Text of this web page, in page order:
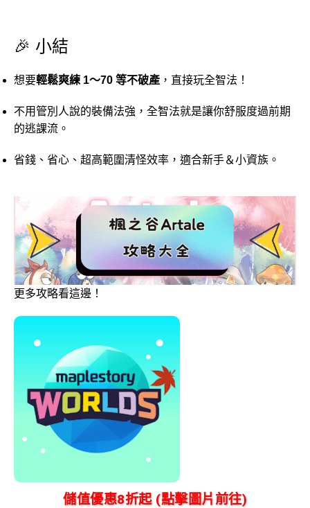
🎉 小結
想要輕鬆爽練 1～70 等不破產 ， 直接玩全智法！
不用管別人說的裝備法強， 全智法就是讓你舒服度過前期
的逃課流。
省錢、 省心、 超高範圍清怪效率， 適合新手＆小資族。
更多攻略看這邊！
儲值優惠8折起 (點擊圖片前往)